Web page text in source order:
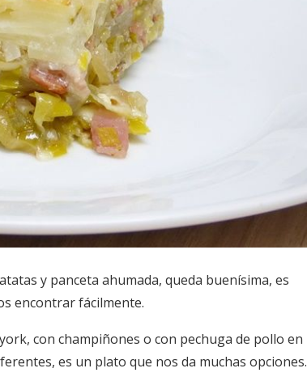
y panceta ahumada, queda buenísima, es
encontrar fácilmente.
con champiñones o con pechuga de pollo en
es un plato que nos da muchas opciones.